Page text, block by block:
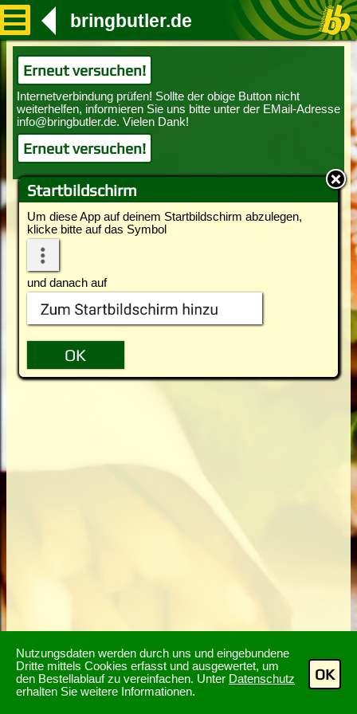
Nutzungsdaten werden durch uns und eingebundene
Dritte mittels Cookies erfasst und ausgewertet, um
den Bestellablauf zu vereinfachen. Unter Datenschutz
erhalten Sie weitere Informationen.
OK
Startbildschirm
Um diese App auf deinem Startbildschirm abzulegen,
klicke bitte auf das Symbol
und danach auf
bringbutler.de
Erneut versuchen!
Erneut versuchen!